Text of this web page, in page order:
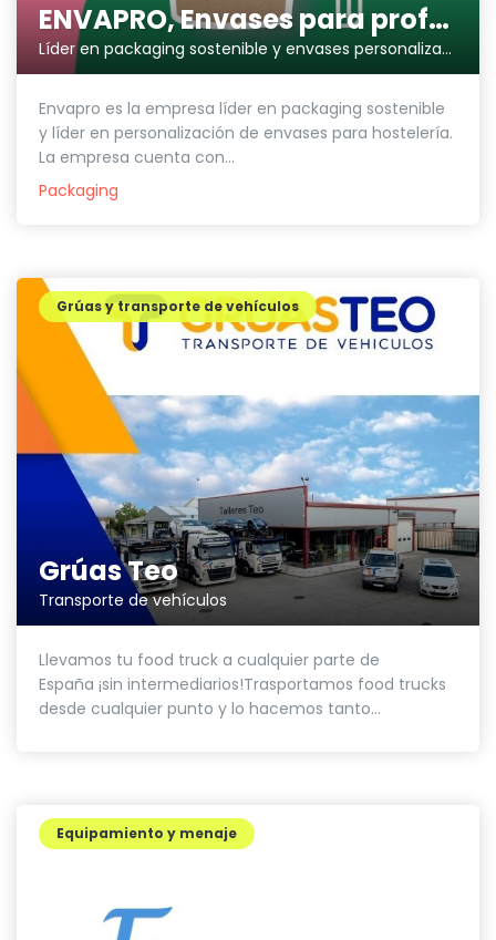
ENVAPRO, Envases para profesionales
Líder en packaging sostenible y envases personalizados para Hostelería
Envapro es la empresa líder en packaging sostenible
y líder en personalización de envases para hostelería.
La empresa cuenta con...
Packaging
Grúas Teo
Transporte de vehículos
Grúas y transporte de vehículos
Llevamos tu food truck a cualquier parte de
España ¡sin intermediarios!Trasportamos food trucks
desde cualquier punto y lo hacemos tanto...
Equipamiento y menaje